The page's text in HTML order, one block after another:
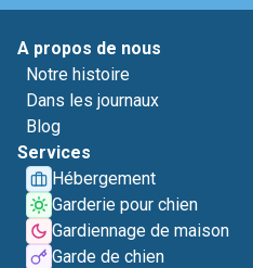
A propos de nous
Notre histoire
Dans les journaux
Blog
Services
Hébergement
Garderie pour chien
Gardiennage de maison
Garde de chien